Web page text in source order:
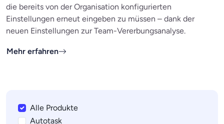
die bereits von der Organisation konfigurierten
Einstellungen erneut eingeben zu müssen – dank der
neuen Einstellungen zur Team-Vererbungsanalyse.
Mehr erfahren
Alle Produkte
Autotask